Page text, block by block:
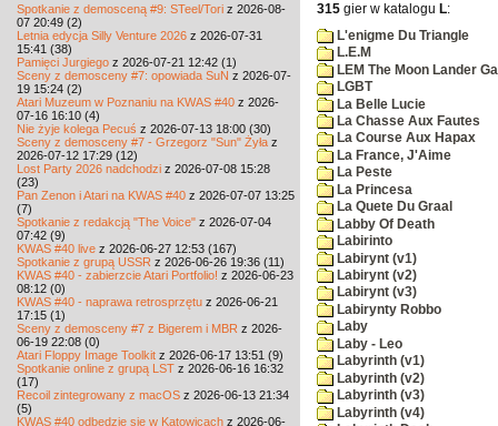
Spotkanie z demosceną #9: STeel/Tori z 2026-08-
07 20:49 (2)
Letnia edycja Silly Venture 2026 z 2026-07-31
15:41 (38)
Pamięci Jurgiego z 2026-07-21 12:42 (1)
Sceny z demosceny #7: opowiada SuN z 2026-07-
19 15:24 (2)
Atari Muzeum w Poznaniu na KWAS #40 z 2026-
07-16 16:10 (4)
Nie żyje kolega Pecuś z 2026-07-13 18:00 (30)
Sceny z demosceny #7 - Grzegorz "Sun" Żyła z
2026-07-12 17:29 (12)
Lost Party 2026 nadchodzi z 2026-07-08 15:28
(23)
Pan Zenon i Atari na KWAS #40 z 2026-07-07 13:25
(7)
Spotkanie z redakcją "The Voice" z 2026-07-04
07:42 (9)
KWAS #40 live z 2026-06-27 12:53 (167)
Spotkanie z grupą USSR z 2026-06-26 19:36 (11)
KWAS #40 - zabierzcie Atari Portfolio! z 2026-06-23
08:12 (0)
KWAS #40 - naprawa retrosprzętu z 2026-06-21
17:15 (1)
Sceny z demosceny #7 z Bigerem i MBR z 2026-
06-19 22:08 (0)
Atari Floppy Image Toolkit z 2026-06-17 13:51 (9)
Spotkanie online z grupą LST z 2026-06-16 16:32
(17)
Recoil zintegrowany z macOS z 2026-06-13 21:34
(5)
KWAS #40 odbędzie się w Katowicach z 2026-06-
315 gier w katalogu L:
L'enigme Du Triangle
L.E.M
LEM The Moon Lander
LGBT
La Belle Lucie
La Chasse Aux Fautes
La Course Aux Hapax
La France, J'Aime
La Peste
La Princesa
La Quete Du Graal
Labby Of Death
Labirinto
Labirynt (v1)
Labirynt (v2)
Labirynt (v3)
Labirynty Robbo
Laby
Laby - Leo
Labyrinth (v1)
Labyrinth (v2)
Labyrinth (v3)
Labyrinth (v4)